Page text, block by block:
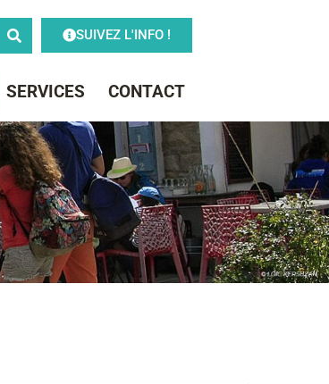
SUIVEZ L'INFO !
SERVICES CONTACT